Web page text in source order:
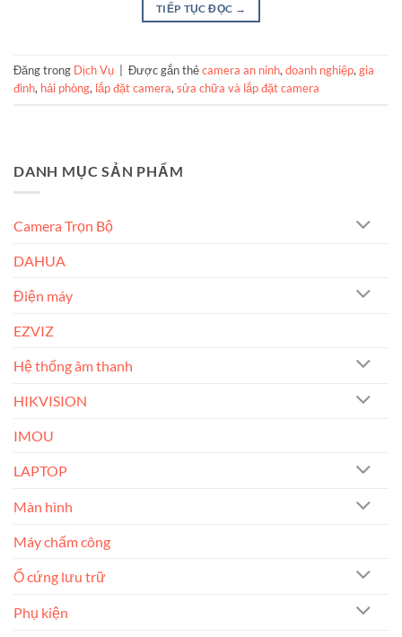
TIẾP TỤC ĐỌC →
Đăng trong Dịch Vụ Được gắn thẻcamera an ninh, doanh nghiệp, gia
đình, hải phòng, lắp đặt camera, sửa chữa và lắp đặt camera
DANH MỤC SẢN PHẨM
Camera Trọn Bộ
DAHUA
Điện máy
EZVIZ
Hệ thống âm thanh
HIKVISION
IMOU
LAPTOP
Màn hình
Máy chấm công
Ổ cứng lưu trữ
Phụ kiện